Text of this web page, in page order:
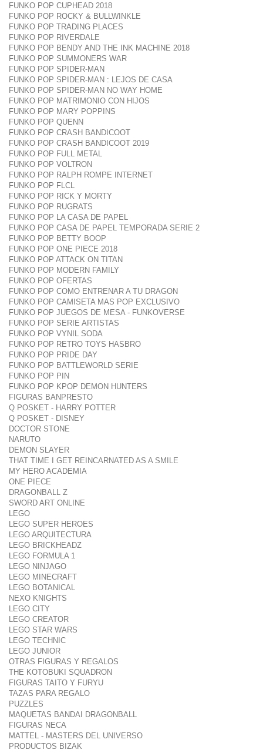
FUNKO POP CUPHEAD 2018
FUNKO POP ROCKY & BULLWINKLE
FUNKO POP TRADING PLACES
FUNKO POP RIVERDALE
FUNKO POP BENDY AND THE INK MACHINE 2018
FUNKO POP SUMMONERS WAR
FUNKO POP SPIDER-MAN
FUNKO POP SPIDER-MAN : LEJOS DE CASA
FUNKO POP SPIDER-MAN NO WAY HOME
FUNKO POP MATRIMONIO CON HIJOS
FUNKO POP MARY POPPINS
FUNKO POP QUENN
FUNKO POP CRASH BANDICOOT
FUNKO POP CRASH BANDICOOT 2019
FUNKO POP FULL METAL
FUNKO POP VOLTRON
FUNKO POP RALPH ROMPE INTERNET
FUNKO POP FLCL
FUNKO POP RICK Y MORTY
FUNKO POP RUGRATS
FUNKO POP LA CASA DE PAPEL
FUNKO POP CASA DE PAPEL TEMPORADA SERIE 2
FUNKO POP BETTY BOOP
FUNKO POP ONE PIECE 2018
FUNKO POP ATTACK ON TITAN
FUNKO POP MODERN FAMILY
FUNKO POP OFERTAS
FUNKO POP COMO ENTRENAR A TU DRAGON
FUNKO POP CAMISETA MAS POP EXCLUSIVO
FUNKO POP JUEGOS DE MESA - FUNKOVERSE
FUNKO POP SERIE ARTISTAS
FUNKO POP VYNIL SODA
FUNKO POP RETRO TOYS HASBRO
FUNKO POP PRIDE DAY
FUNKO POP BATTLEWORLD SERIE
FUNKO POP PIN
FUNKO POP KPOP DEMON HUNTERS
FIGURAS BANPRESTO
Q POSKET - HARRY POTTER
Q POSKET - DISNEY
DOCTOR STONE
NARUTO
DEMON SLAYER
THAT TIME I GET REINCARNATED AS A SMILE
MY HERO ACADEMIA
ONE PIECE
DRAGONBALL Z
SWORD ART ONLINE
LEGO
LEGO SUPER HEROES
LEGO ARQUITECTURA
LEGO BRICKHEADZ
LEGO FORMULA 1
LEGO NINJAGO
LEGO MINECRAFT
LEGO BOTANICAL
NEXO KNIGHTS
LEGO CITY
LEGO CREATOR
LEGO STAR WARS
LEGO TECHNIC
LEGO JUNIOR
OTRAS FIGURAS Y REGALOS
THE KOTOBUKI SQUADRON
FIGURAS TAITO Y FURYU
TAZAS PARA REGALO
PUZZLES
MAQUETAS BANDAI DRAGONBALL
FIGURAS NECA
MATTEL - MASTERS DEL UNIVERSO
PRODUCTOS BIZAK